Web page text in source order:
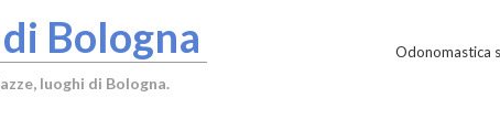
Bologna
luoghi di Bologna.
Odonomastica